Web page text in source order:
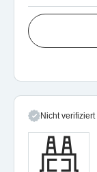
Nicht verifiziert